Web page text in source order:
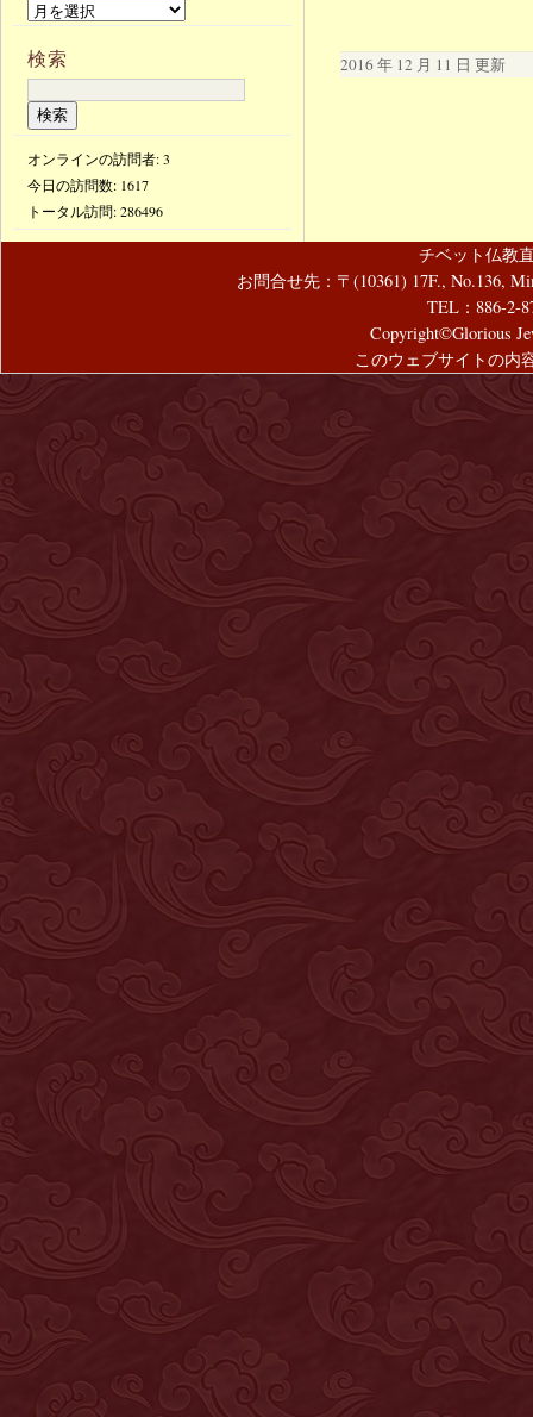
2016 年 12 月 11 日 更新
検索
オンラインの訪問者: 3
今日の訪問数: 1617
トータル訪問:286496
チベット仏教
お問合せ先：〒(10361) 17F., No.136,
TEL：886-2-
Copyright©Glorious
このウェブサイトの内